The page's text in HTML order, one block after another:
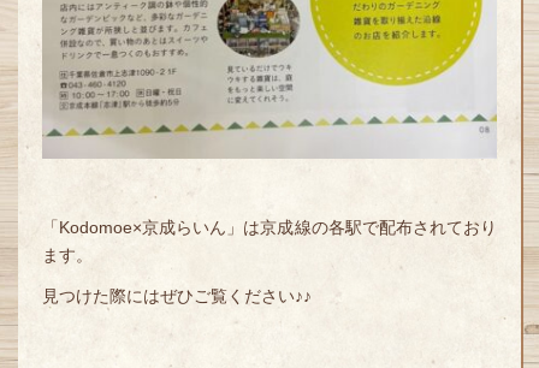
「Kodomoe×京成らいん」は京成線の各駅で配布されており
ます。
見つけた際にはぜひご覧ください♪♪